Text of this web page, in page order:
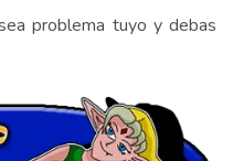
problema tuyo y debas